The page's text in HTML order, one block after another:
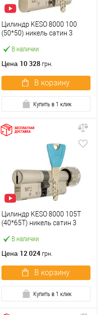
В наличии
Цилиндр KESO 8000 100
(50*50) никель сатин 3
Цена 10 328 грн.
В корзину
Купить в 1 клик
В наличии
Цилиндр KESO 8000 105T
(40*65T) никель сатин 3
Цена 12 024 грн.
В корзину
Купить в 1 клик